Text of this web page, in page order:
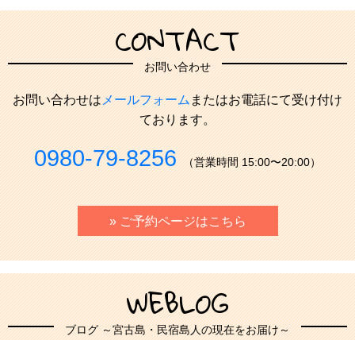
CONTACT
お問い合わせ
お問い合わせはメールフォームまたはお電話にて受け付け
ております。
0980-79-8256 （営業時間 15:00〜20:00）
» ご予約ページはこちら
WEBLOG
ブログ ～宮古島・民宿島人の現在をお届け～